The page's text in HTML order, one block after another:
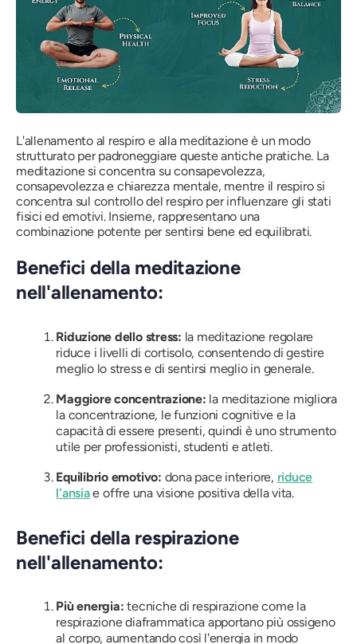
L'allenamento al respiro e alla meditazione è un modo
strutturato per padroneggiare queste antiche pratiche. La
meditazione si concentra su consapevolezza,
consapevolezza e chiarezza mentale, mentre il respiro si
concentra sul controllo del respiro per influenzare gli stati
fisici ed emotivi. Insieme, rappresentano una
combinazione potente per sentirsi bene ed equilibrati.
Benefici della meditazione
nell'allenamento:
Riduzione dello stress: la meditazione regolare
riduce i livelli di cortisolo, consentendo di gestire
meglio lo stress e di sentirsi meglio in generale.
Maggiore concentrazione: la meditazione migliora
la concentrazione, le funzioni cognitive e la
capacità di essere presenti, quindi è uno strumento
utile per professionisti, studenti e atleti.
Equilibrio emotivo: dona pace interiore, riduce
l'ansiae offre una visione positiva della vita.
Benefici della respirazione
nell'allenamento:
Più energia: tecniche di respirazione come la
respirazione diaframmatica apportano più ossigeno
al corpo, aumentando così l'energia in modo